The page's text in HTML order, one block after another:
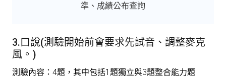
準、成績公布查詢
3.口說(測驗開始前會要求先試音、調整麥克
風。)
測驗內容：4題，其中包括1題獨立與3題整合能力題